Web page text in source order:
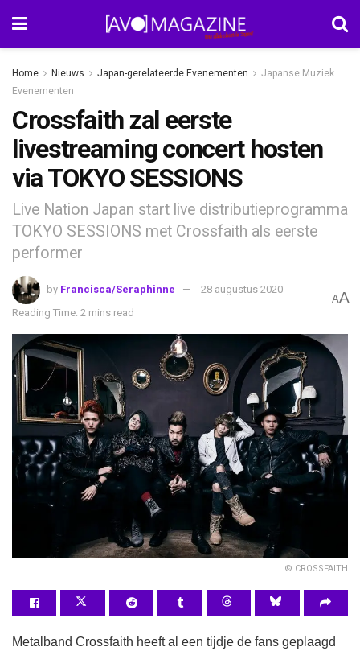
Home Nieuws Japan-gerelateerde Evenementen
Japanse Muziek
Evenementen
Crossfaith zal eerste
livestreaming concert hosten
via TOKYO SESSIONS
Live Nation Japan start live distributieprogramma
TOKYO SESSIONS met Crossfaith als eerste
performer
by Francisca/Seraphinne
28 augustus 2020
Reading Time: 2 mins read
AA
© CROSSFAITH
Metalband Crossfaith heeft al een tijdje de fans geplaagd